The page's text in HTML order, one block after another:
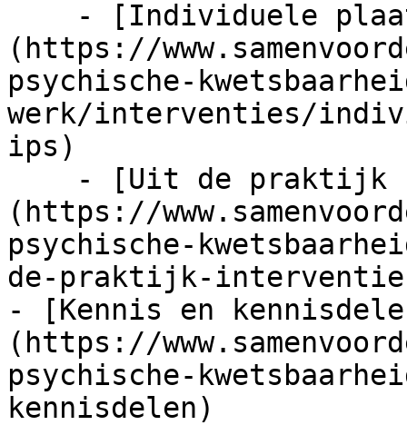
(https://
psychische-
werk/interventies/
ips)
(https://
psychische-
de-praktijk-
- [Kennis en
(https://
psychische-
kennisdelen)